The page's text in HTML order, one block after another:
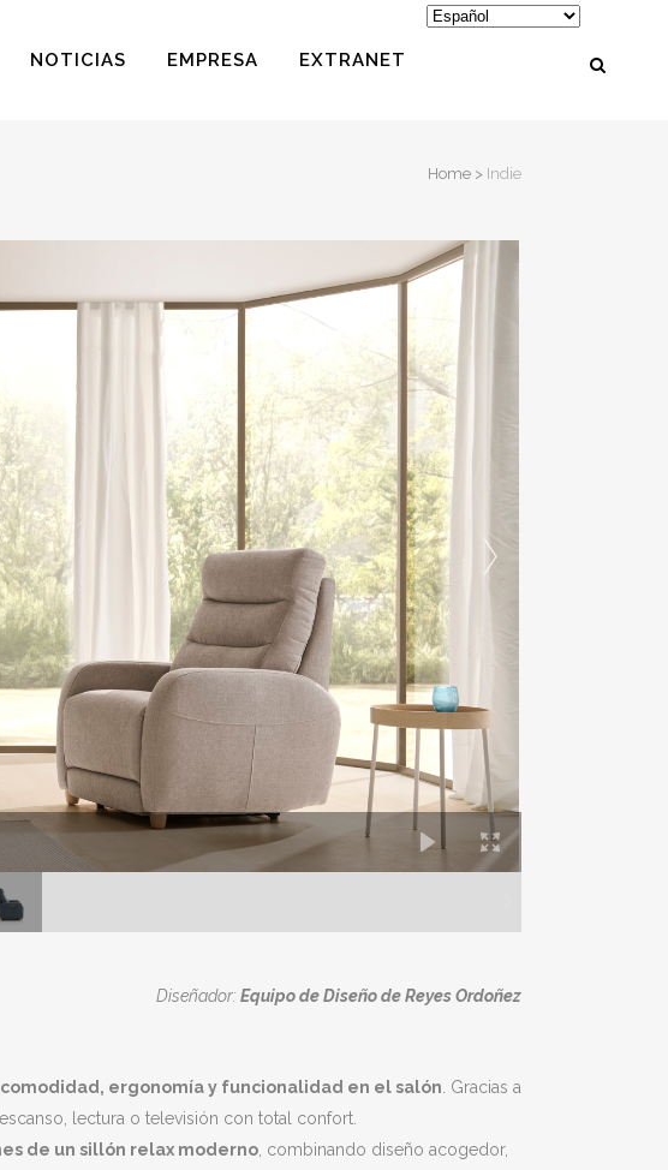
REPOSAPIÉS
COJINES
MESITAS
MASCOTAS
NOTICIAS EMPRESA EXTRANET
Home > Indie
Diseñador: Equipo de Diseño de Reyes Ordoñez
comodidad, ergonomía y funcionalidad en el salón . Gracias a
lectura o televisión con total confort.
de un sillón relax moderno , combinando diseño acogedor,